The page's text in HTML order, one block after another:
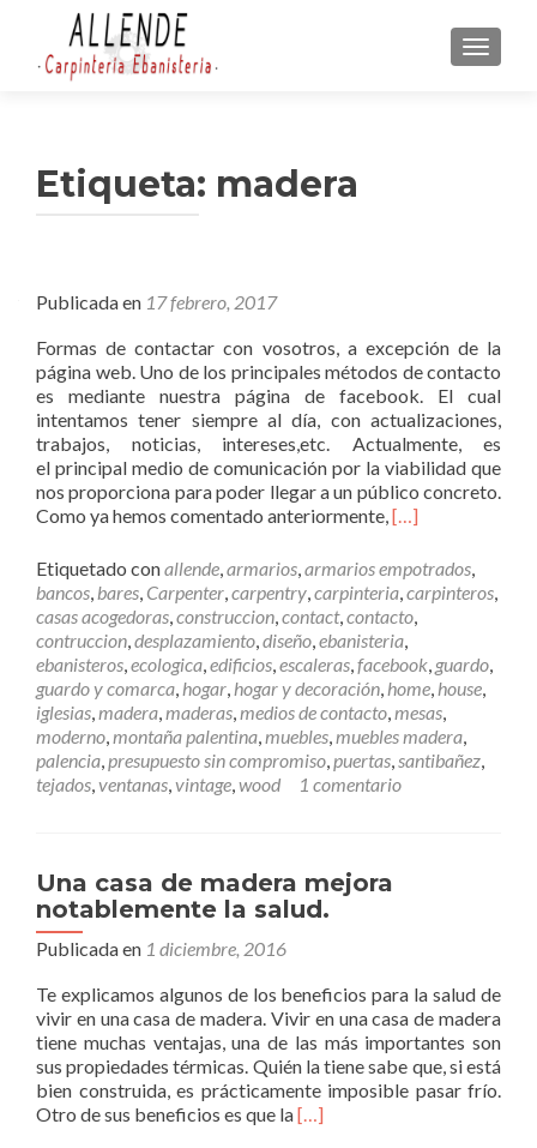
Etiqueta: madera
Publicada en 17 febrero, 2017
Formas de contactar con vosotros, a excepción de la
página web. Uno de los principales métodos de contacto
es mediante nuestra página de facebook. El cual
intentamos tener siempre al día, con actualizaciones,
trabajos, noticias, intereses,etc. Actualmente, es
el principal medio de comunicación por la viabilidad que
nos proporciona para poder llegar a un público concreto.
Como ya hemos comentado anteriormente,L
e
r
m
á
s
C
ó
m
o
p
s
c
o
n
t
a
[…]
Etiquetado conallende,armarios,armarios empotrados,
bancos, bares, Carpenter,carpentry,carpinteria,carpinteros,
casas acogedoras,construccion,contact,contacto,
contruccion,desplazamiento,diseño,ebanisteria,
ebanisteros,ecologica,edificios,escaleras,facebook, guardo,
guardo y comarca, hogar, hogar y decoración, home, house,
iglesias,madera,maderas,medios de contacto,mesas,
moderno,montaña palentina,muebles,muebles madera,
palencia,presupuesto sin compromiso,puertas,santibañez,
tejados,ventanas,vintage,wood 1 comentario
Una casa de madera mejora
notablemente la salud.
Publicada en 1 diciembre, 2016
Te explicamos algunos de los beneficios para la salud de
vivir en una casa de madera. Vivir en una casa de madera
tiene muchas ventajas, una de las más importantes son
sus propiedades térmicas. Quién la tiene sabe que, si está
bien construida, es prácticamente imposible pasar frío.
Otro de sus beneficios es que laL[…]